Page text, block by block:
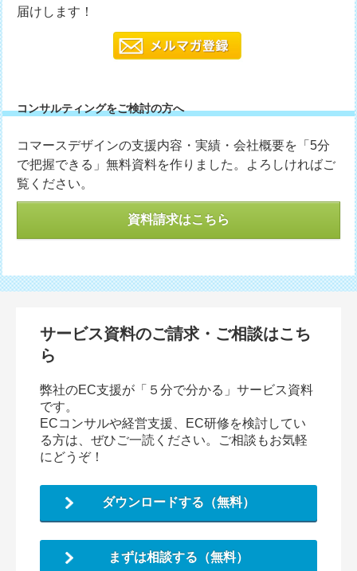
届けします！
コンサルティングをご検討の方へ
コマースデザインの支援内容・実績・会社概要を「5分
で把握できる」無料資料を作りました。よろしければご
覧ください。
資料請求はこちら
サービス資料のご請求・ご相談はこち
ら
弊社のEC支援が「５分で分かる」サービス資料
です。
ECコンサルや経営支援、EC研修を検討してい
る方は、ぜひご一読ください。ご相談もお気軽
にどうぞ！
ダウンロードする（無料）
まずは相談する（無料）